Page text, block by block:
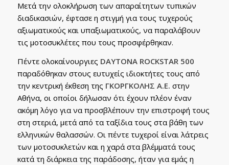
Μετά την ολοκλήρωση των απαραίτητων τυπικών
διαδικασιών, έφτασε η στιγμή για τους τυχερούς
αξιωματικούς και υπαξιωματικούς, να παραλάβουν
τις μοτοσυκλέτες που τους προσφέρθηκαν.
Πέντε ολοκαίνουργιες DAYTONA ROCKSTAR 500
παραδόθηκαν στους ευτυχείς ιδιοκτήτες τους από
την κεντρική έκθεση της ΓΚΟΡΓΚΟΛΗΣ Α.Ε. στην
Αθήνα, οι οποίοι δήλωσαν ότι έχουν πλέον έναν
ακόμη λόγο για να προσβλέπουν την επιστροφή τους
στη στεριά, μετά από τα ταξίδια τους στα βάθη των
ελληνικών θαλασσών. Οι πέντε τυχεροί είναι λάτρεις
των μοτοσυκλετών και η χαρά στα βλέμματά τους
κατά τη διάρκεια της παράδοσης, ήταν για εμάς η